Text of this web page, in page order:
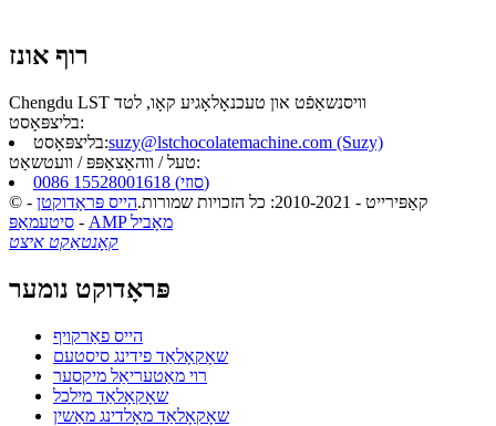
רוף אונז
Chengdu LST וויסנשאַפֿט און טעכנאָלאָגיע קאָו, לטד
בליצפּאָסט:
בליצפּאָסט:suzy@lstchocolatemachine.com (Suzy)
טעל / ווהאַצאַפּפּ / וועטשאַט:
0086 15528001618 (סוזי)
© קאַפּירייט - 2010-2021: כל הזכויות שמורות.
הייס פּראָדוקטן -
סיטעמאַפּ -
AMP מאָביל
קאָנטאַקט איצט
פּראָדוקט נומער
הייס פאַרקויף
שאָקאָלאַד פידינג סיסטעם
רוי מאַטעריאַל מיקסער
שאָקאָלאַד מילכל
שאָקאָלאַד מאָלדינג מאַשין